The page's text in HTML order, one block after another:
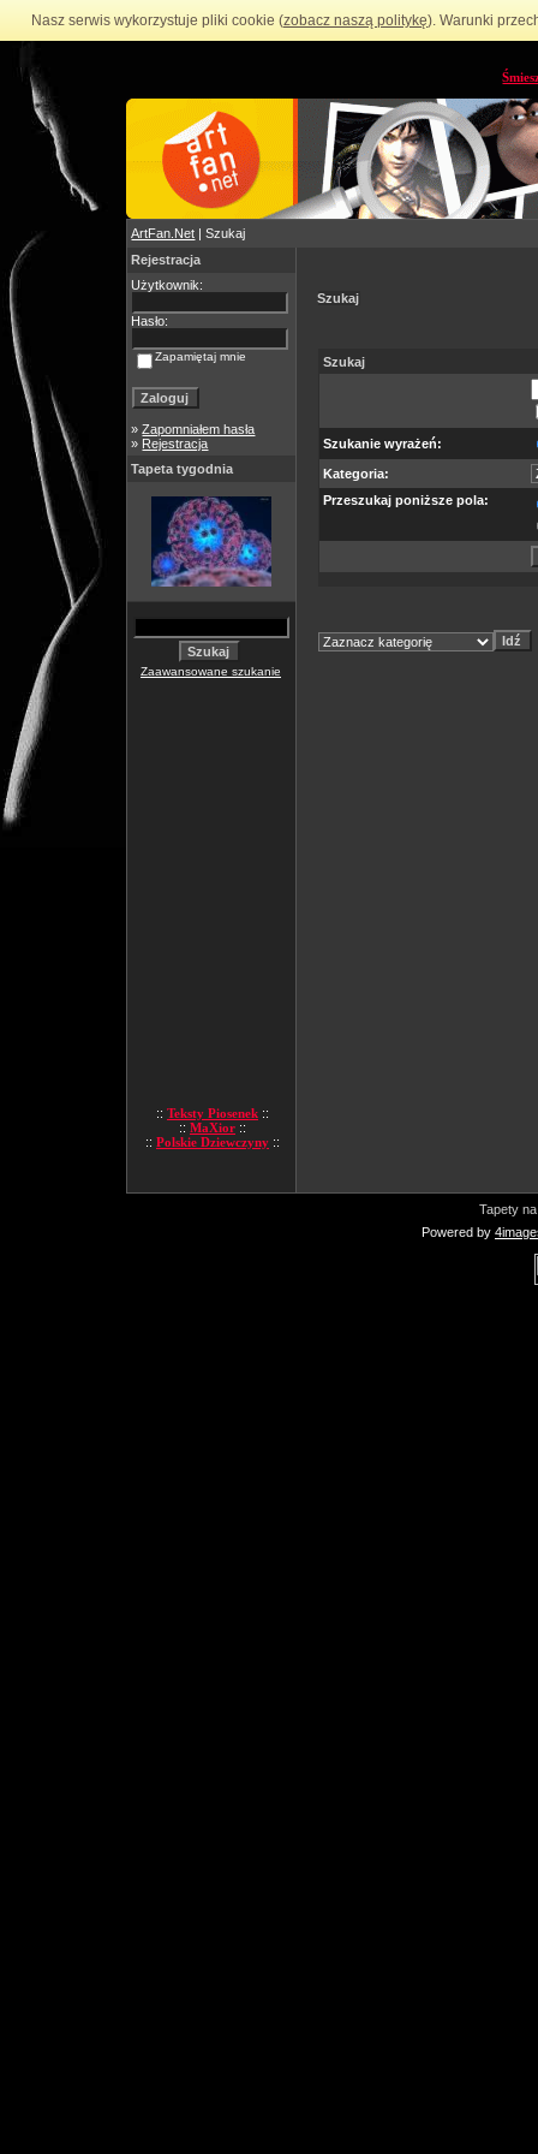
Nasz serwis wykorzystuje pliki cookie (zobacz naszą politykę). Warunki
ArtFan.Net | Szukaj
Rejestracja
Użytkownik:
Hasło:
Zapamiętaj mnie
»Zapomniałem hasła
» Rejestracja
Tapeta tygodnia
Zaawansowane szukanie
:: Teksty Piosenek ::
:: MaXior ::
:: Polskie Dziewczyny ::
Szukaj
Szukaj
Szukanie wyrażeń:
Kategoria:
Przeszukaj poniższe pola:
Tapety
Powered by